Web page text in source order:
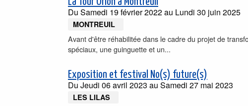
Du Samedi 19 février 2022au Lundi 30 juin 2025
MONTREUIL
Avant d'être réhabilitée dans le cadre du projet de
spéciaux, une guinguette et un...
Exposition et festival No(s) future(s)
Du Jeudi 06 avril 2023 au Samedi 27 mai 2023
LES LILAS